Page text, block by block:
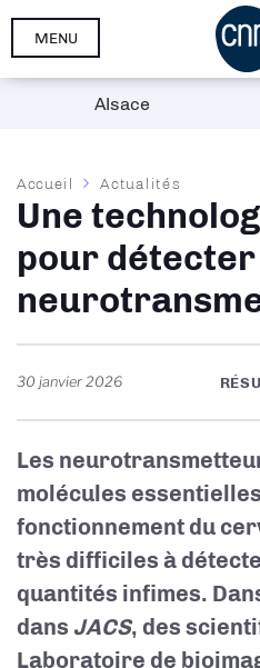
Aller
MENU
Fil
d'Ariane
Accueil Actualités
Une
pour détecter
30 janvier 2026
Les
molécules
fonctionnement du
très difficiles à
quantités infimes.
dans JACS, des
Laboratoire de